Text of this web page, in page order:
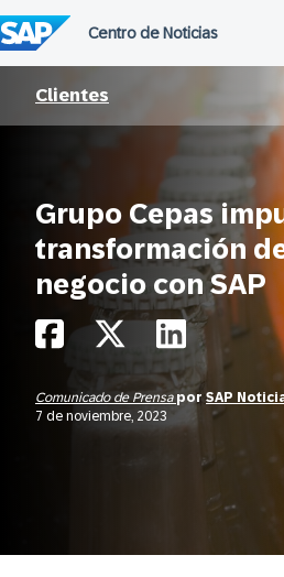
al
contenido
Clientes
Grupo Cepas
transformación
negocio con SAP
Comunicado de Prensa por SAP
7 de noviembre, 2023